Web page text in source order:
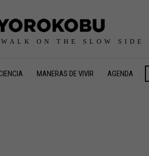
ON THE SLOW SIDE
MANERAS DE VIVIR AGENDA